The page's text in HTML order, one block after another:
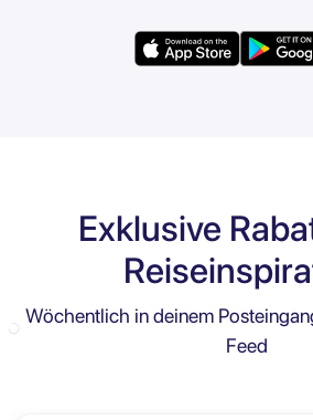
Exklusive
Wöchentlich in deinem
Feed